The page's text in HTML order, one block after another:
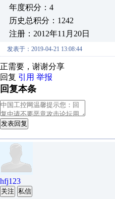
年度积分：4
历史总积分：1242
注册：2012年11月20日
发表于：2019-04-21 13:08:44
正需要，谢谢分享
回复 引用 举报
回复本条
发表回复
hfj123
关注 私信